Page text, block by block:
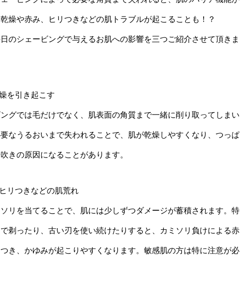
燥や赤み、ヒリつきなどの肌トラブルが起こることも！？
のシェービングで与えるお肌への影響を三つご紹介させて頂きま
を引き起こす
グでは毛だけでなく、肌表面の角質まで一緒に削り取ってしまい
なうるおいまで失われることで、肌が乾燥しやすくなり、つっぱ
きの原因になることがあります。
リつきなどの肌荒れ
リを当てることで、肌には少しずつダメージが蓄積されます。特
剃ったり、古い刃を使い続けたりすると、カミソリ負けによる赤
き、かゆみが起こりやすくなります。敏感肌の方は特に注意が必